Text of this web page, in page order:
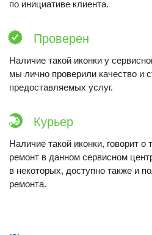
по инициативе клиента.
Проверен
Наличие такой иконки у
мы лично проверили качество и
предоставляемых услуг.
Курьер
Наличие такой иконки, говорит о
ремонт в данном сервисном
в некоторых, доступно также и
ремонта.